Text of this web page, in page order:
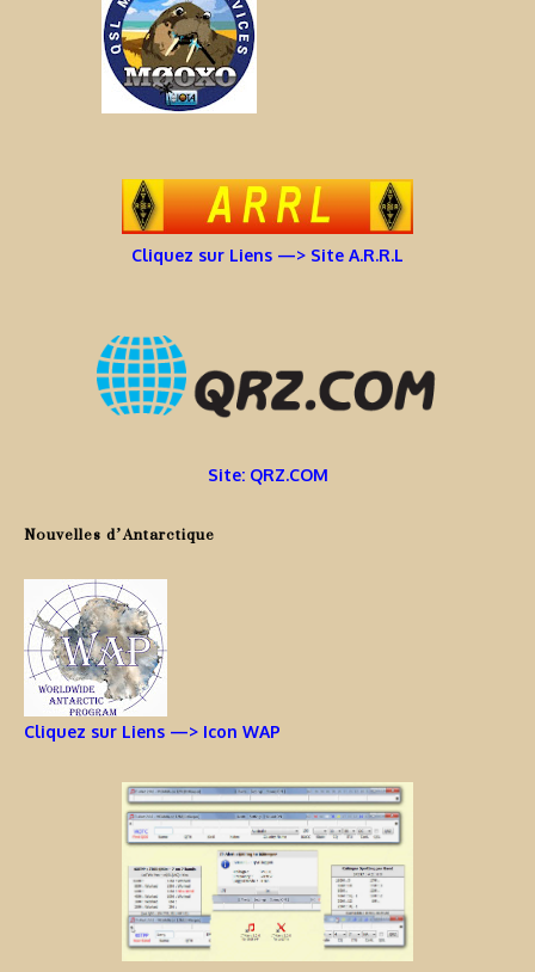
Cliquez sur Liens —> Site A.R.R.L
Site: QRZ.COM
Nouvelles d’Antarctique
Cliquez sur Liens —> Icon WAP